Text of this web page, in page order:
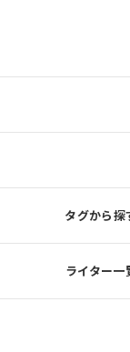
タグから探
ライター一